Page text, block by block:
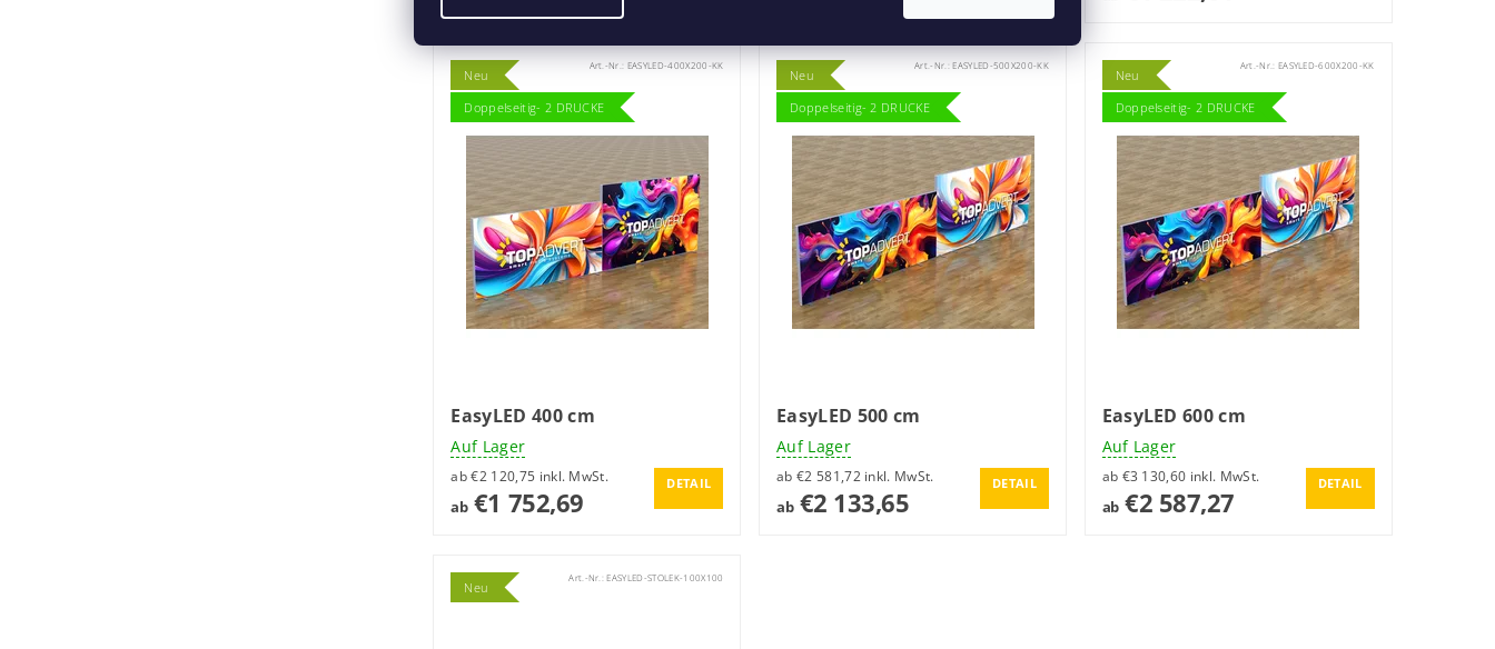
Neu
Doppelseitig- 2 DRUCKE
Art.-Nr.: EASYLED-400X200-KK
EasyLED 400 cm
Auf Lager
ab €2 120,75 inkl. MwSt.
ab€1 752,69
DETAIL
Neu
Doppelseitig- 2 DRUCKE
Art.-Nr.:EASYLED-500X200-KK
EasyLED 500 cm
Auf Lager
ab €2 581,72 inkl. MwSt.
ab€2 133,65
DETAIL
Neu
Doppelseitig- 2 DRUCKE
Art.-Nr.: EASYLED-600X200-KK
EasyLED 600 cm
Auf Lager
ab €3 130,60 inkl. MwSt.
ab€2 587,27
DETAIL
Neu
Art.-Nr.:EASYLED-STOLEK-100X100